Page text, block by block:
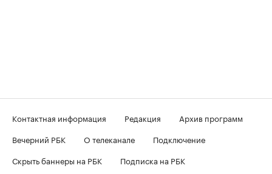
Контактная информация Редакция
Архив программ
Вечерний РБК
О телеканале
Подключение
Скрыть баннеры на РБК
Подписка на РБК